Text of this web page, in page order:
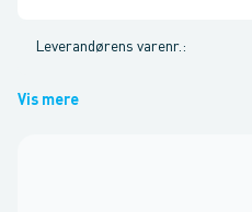
Leverandørens varenr. :
Vis mere